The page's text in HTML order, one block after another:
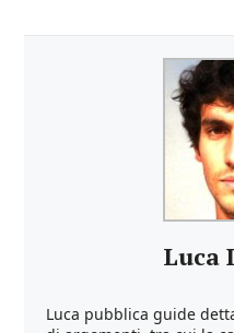
Luca
Luca pubblica guide